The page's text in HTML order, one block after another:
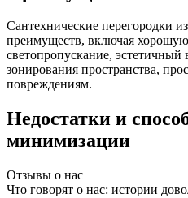
Сантехнические перегородки
преимуществ, включая
светопропускание, эстетичный
зонирования пространства,
повреждениям.
Недостатки и
минимизации
Отзывы о нас
Что говорят о нас: истории